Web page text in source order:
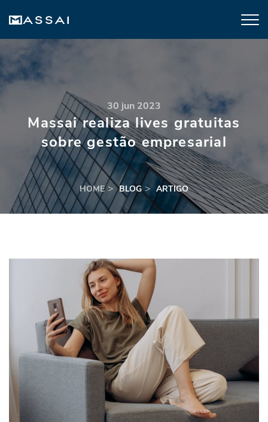
30 jun 2023
Massai realiza lives gratuitas
sobre gestão empresarial
HOME BLOG ARTIGO